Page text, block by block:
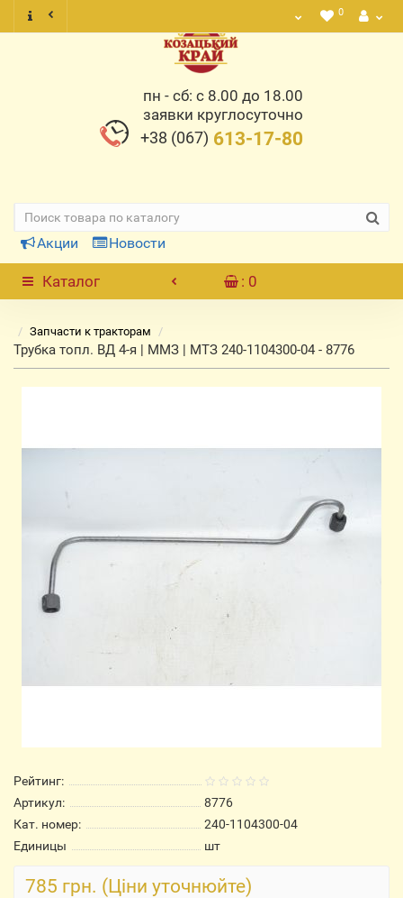
0
пн - сб: с 8.00 до 18.00
заявки круглосуточно
+38 (067) 613-17-80
Акции Новости
Каталог : 0
Запчасти к тракторам
Трубка топл. ВД 4-я | ММЗ | МТЗ 240-1104300-04 - 8776
Рейтинг:
Артикул:
8776
Кат. номер:
240-1104300-04
Единицы
шт
785 грн. (Ціни уточнюйте)